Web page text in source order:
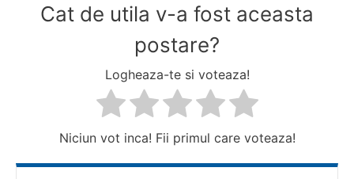
Cat de utila v-a fost aceasta
postare?
Logheaza-te si voteaza!
Niciun vot inca! Fii primul care voteaza!